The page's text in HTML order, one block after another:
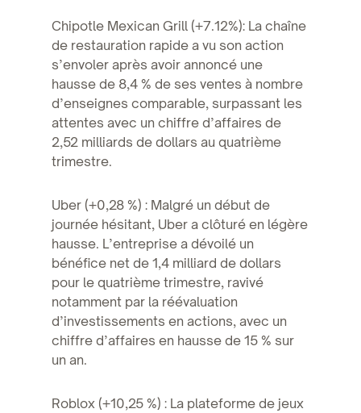
Chipotle Mexican Grill (+7.12%): La chaîne
de restauration rapide a vu son action
s’envoler après avoir annoncé une
hausse de 8,4 % de ses ventes à nombre
d’enseignes comparable, surpassant les
attentes avec un chiffre d’affaires de
2,52 milliards de dollars au quatrième
trimestre.
Uber (+0,28 %) : Malgré un début de
journée hésitant, Uber a clôturé en légère
hausse. L’entreprise a dévoilé un
bénéfice net de 1,4 milliard de dollars
pour le quatrième trimestre, ravivé
notamment par la réévaluation
d’investissements en actions, avec un
chiffre d’affaires en hausse de 15 % sur
un an.
Roblox (+10,25 %) : La plateforme de jeux